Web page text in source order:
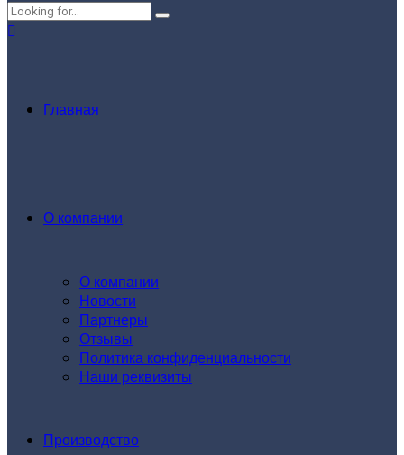
Главная
О компании
О компании
Новости
Партнеры
Отзывы
Политика конфиденциальности
Наши реквизиты
Производство